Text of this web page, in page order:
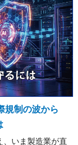
の実態と、個人の
ム停止へと連鎖す
やすく解説しま
規制の波から
、いま製造業が直